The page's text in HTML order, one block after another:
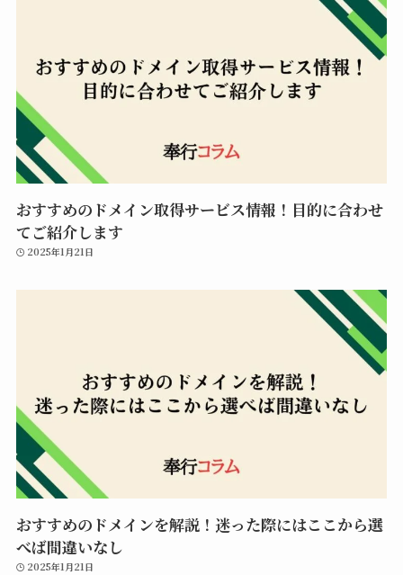
おすすめのドメイン取得サービス情報！目的に合わせ
てご紹介します
2025年1月21日
おすすめのドメインを解説！迷った際にはここから選
べば間違いなし
2025年1月21日